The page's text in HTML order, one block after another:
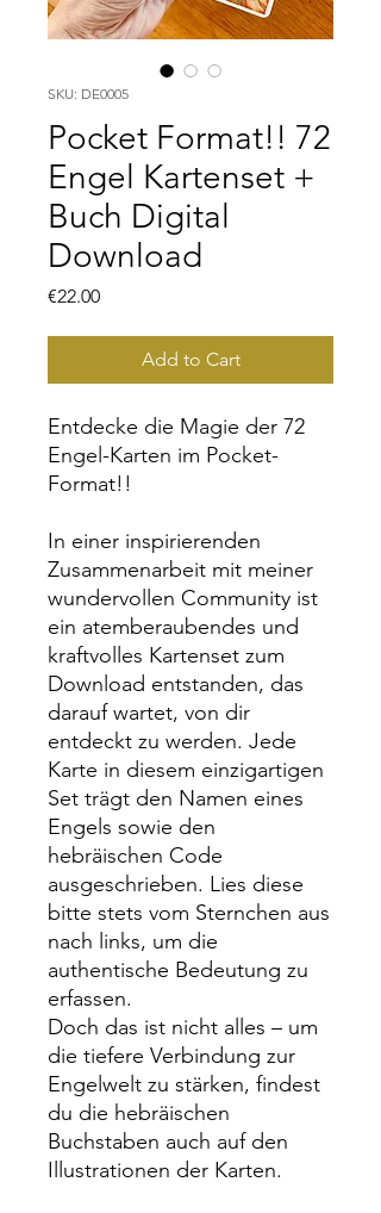
SKU: DE0005
Pocket Format!! 72
Engel Kartenset +
Buch Digital
Download
€22.00Price
Add to Cart
Entdecke die Magie der 72
Engel-Karten im Pocket-
Format!!
In einer inspirierenden
Zusammenarbeit mit meiner
wundervollen Community ist
ein atemberaubendes und
kraftvolles Kartenset zum
Download entstanden, das
darauf wartet, von dir
entdeckt zu werden. Jede
Karte in diesem einzigartigen
Set trägt den Namen eines
Engels sowie den
hebräischen Code
ausgeschrieben. Lies diese
bitte stets vom Sternchen aus
nach links, um die
authentische Bedeutung zu
erfassen.
Doch das ist nicht alles – um
die tiefere Verbindung zur
Engelwelt zu stärken, findest
du die hebräischen
Buchstaben auch auf den
Illustrationen der Karten.